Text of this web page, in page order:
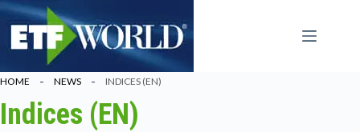
Salta
contenuto
HOME NEWS INDICES (EN)
Indices (EN)